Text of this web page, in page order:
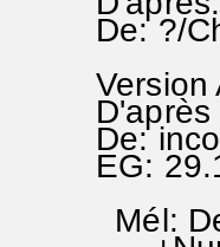
De: ?/
Version
De:
EG:
Mél: